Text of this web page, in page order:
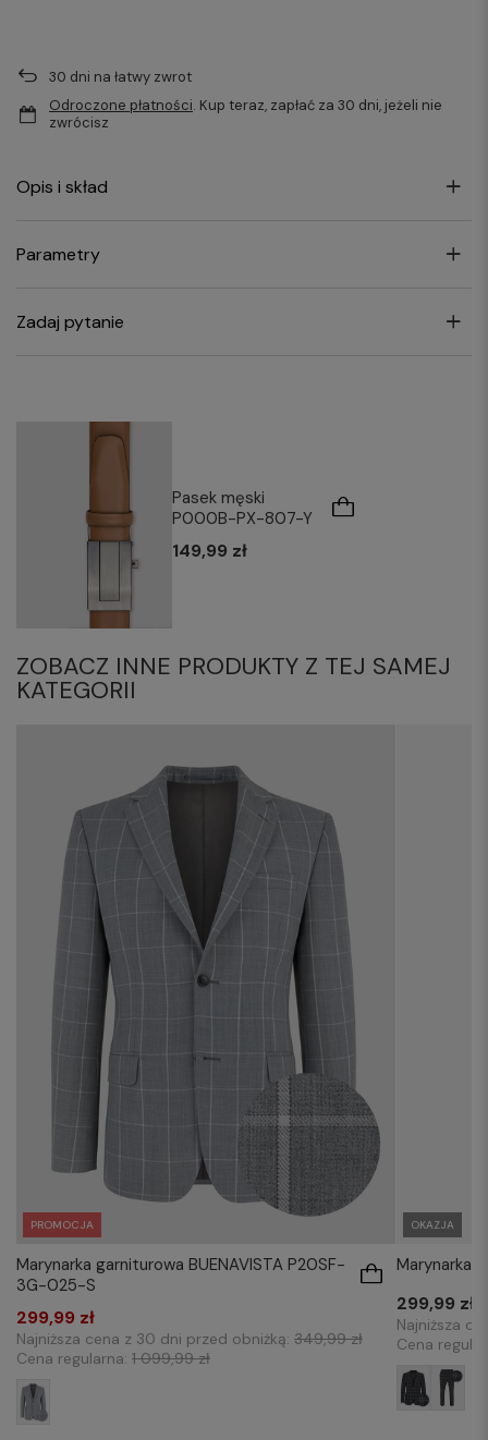
30 dni na łatwy zwrot
Odroczone płatności. Kup teraz, zapłać za 30 dni, jeżeli nie
zwrócisz
Opis i skład
Parametry
Zadaj pytanie
Pasek męski
P000B-PX-807-Y
149,99 zł
ZOBACZ INNE PRODUKTY Z TEJ SAMEJ
KATEGORII
PROMOCJA
Marynarka garniturowa BUENAVISTA P20SF-
3G-025-S
299,99 zł
Najniższa cena z 30 dni przed obniżką: 349,99 zł
Cena regularna: 1 099,99 zł
OKAZJA
Marynarka
299,99 zł
Najniższa
Cena